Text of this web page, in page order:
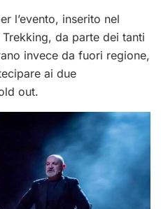
l’evento, inserito nel
da parte dei tanti
invece da fuori regione,
ai due
out.